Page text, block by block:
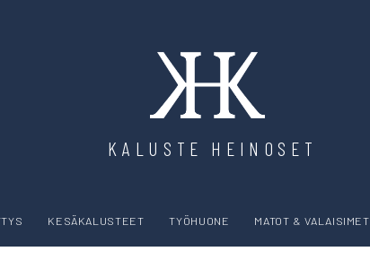
KALUSTE HEINOSET
KESÄKALUSTEET TYÖHUONE MATOT & VALAISIMET